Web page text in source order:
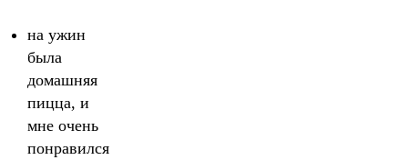
на ужин
была
домашняя
пицца, и
мне очень
понравился